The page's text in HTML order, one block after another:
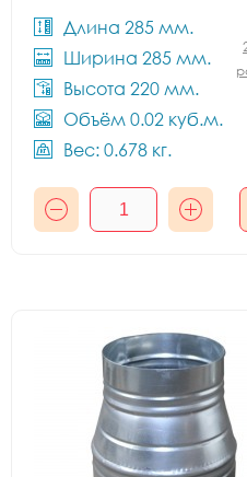
Длина 285 мм.
Ширина 285 мм.
Высота 220 мм.
Объём 0.02 куб.м.
Вес: 0.678 кг.